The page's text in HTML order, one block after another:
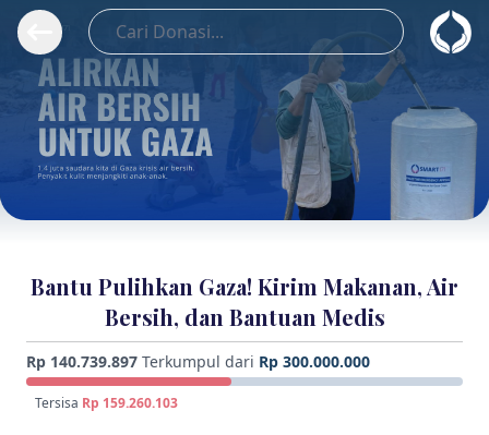
Bantu Pulihkan Gaza! Kirim Makanan, Air
Bersih, dan Bantuan Medis
Rp 140.739.897 Terkumpul dari Rp 300.000.000
Tersisa Rp 159.260.103